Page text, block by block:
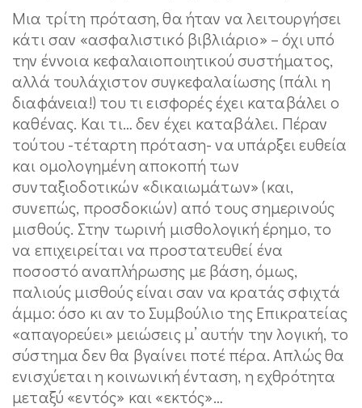
Μια τρίτη πρόταση, θα ήταν να λειτουργήσει
κάτι σαν «ασφαλιστικό βιβλιάριο» – όχι υπό
την έννοια κεφαλαιοποιητικού συστήματος,
αλλά τουλάχιστον συγκεφαλαίωσης (πάλι η
διαφάνεια!) του τι εισφορές έχει καταβάλει ο
καθένας. Και τι… δεν έχει καταβάλει. Πέραν
τούτου -τέταρτη πρόταση- να υπάρξει ευθεία
και ομολογημένη αποκοπή των
συνταξιοδοτικών «δικαιωμάτων» (και,
συνεπώς, προσδοκιών) από τους σημερινούς
μισθούς. Στην τωρινή μισθολογική έρημο, το
να επιχειρείται να προστατευθεί ένα
ποσοστό αναπλήρωσης με βάση, όμως,
παλιούς μισθούς είναι σαν να κρατάς σφιχτά
άμμο: όσο κι αν το Συμβούλιο της Επικρατείας
«απαγορεύει» μειώσεις μ’ αυτήν την λογική, το
σύστημα δεν θα βγαίνει ποτέ πέρα. Απλώς θα
ενισχύεται η κοινωνική ένταση, η εχθρότητα
μεταξύ «εντός» και «εκτός»…